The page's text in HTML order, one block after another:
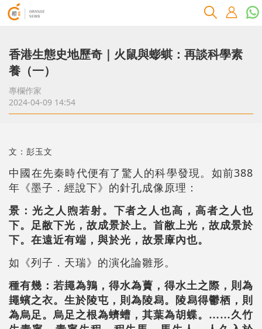
香港生態史地歷奇｜火鼠與蟛蜞：再談科學素
養（一）
專欄作家
2024-04-09 14:54
文：彭玉文
中國在先秦時代便有了驚人的科學發現。如前388
年《墨子．經說下》的針孔成像原理：
景：光之人煦若射。下者之人也高，高者之人也
下。足敝下光，故成景於上。首敝上光，故成景於
下。在遠近有端，與於光，故景㢓內也。
如《列子．天瑞》的演化論雛形。
種有幾：若䵷為鶉，得水為藚，得水土之際，則為
䵷蠙之衣。生於陵屯，則為陵舄。陵舄得鬱栖，則
為烏足。烏足之根為蠐螬，其葉為胡蝶。……久竹